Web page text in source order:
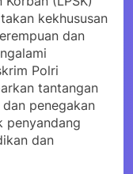
kekhususan
dan
Polri
tantangan
penegakan
penyandang
dan